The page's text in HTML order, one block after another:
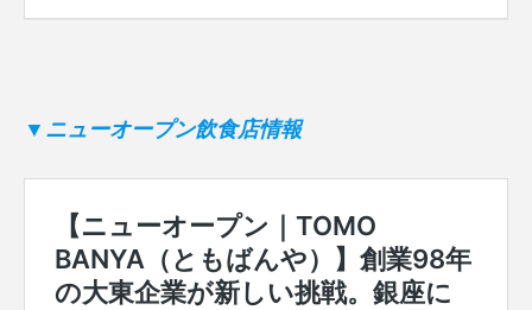
▼ニューオープン飲食店情報